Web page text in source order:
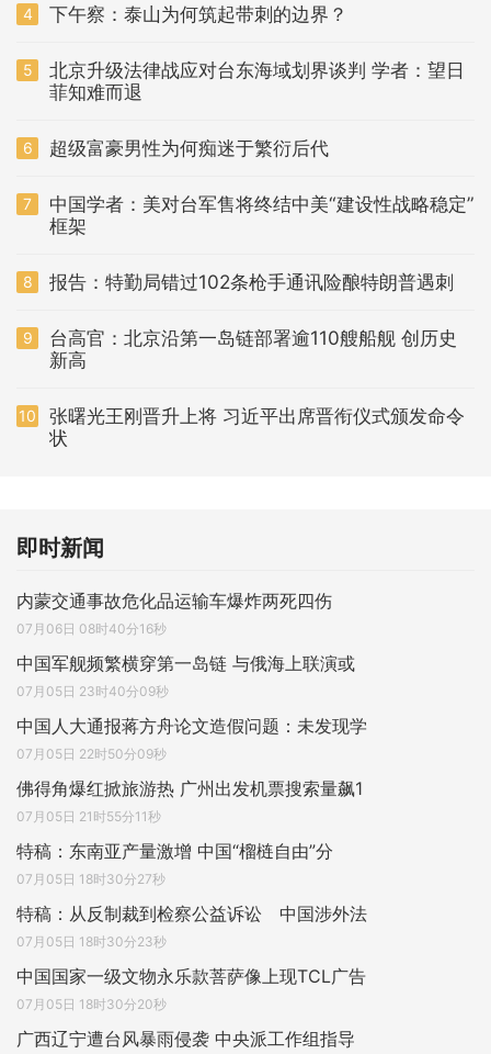
4 下午察：泰山为何筑起带刺的边界？
5
北京升级法律战应对台东海域划界谈判 学者：望日
菲知难而退
6 超级富豪男性为何痴迷于繁衍后代
7
中国学者：美对台军售将终结中美“建设性战略稳定”
框架
8 报告：特勤局错过102条枪手通讯险酿特朗普遇刺
9
台高官：北京沿第一岛链部署逾110艘船舰 创历史
新高
10
张曙光王刚晋升上将 习近平出席晋衔仪式颁发命令
状
即时新闻
内蒙交通事故危化品运输车爆炸两死四伤
07月06日 08时40分16秒
中国军舰频繁横穿第一岛链 与俄海上联演或
07月05日 23时40分09秒
中国人大通报蒋方舟论文造假问题：未发现学
07月05日 22时50分09秒
佛得角爆红掀旅游热 广州出发机票搜索量飙1
07月05日 21时55分11秒
特稿：东南亚产量激增 中国“榴梿自由”分
07月05日 18时30分27秒
特稿：从反制裁到检察公益诉讼 中国涉外法
07月05日 18时30分23秒
中国国家一级文物永乐款菩萨像上现TCL广告
07月05日 18时30分20秒
广西辽宁遭台风暴雨侵袭 中央派工作组指导